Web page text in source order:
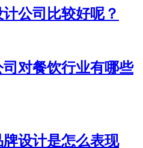
公司比较好呢？
对餐饮行业有哪些
设计是怎么表现